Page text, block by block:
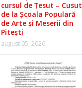
cursul de Țesut – Cusut
de la Școala Populară
de Arte și Meserii din
Pitești
august 05, 2026